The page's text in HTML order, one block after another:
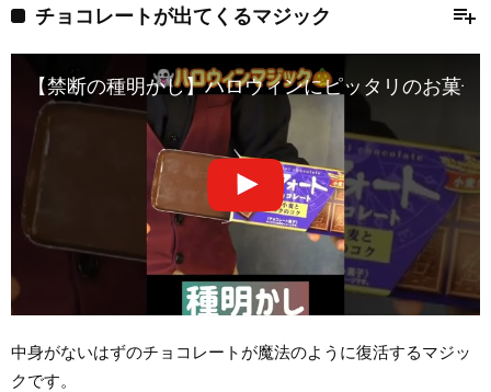
playlist_add
チョコレートが出てくるマジック
【禁断の種明かし】ハロウィンにピッタリのお菓
中身がないはずのチョコレートが魔法のように復活するマジッ
クです。